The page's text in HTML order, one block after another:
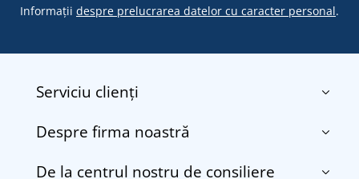
Informații despre prelucrarea datelor cu caracter personal.
Serviciu clienți
Contact
Despre firma noastră
Despre noi
De la centrul nostru de consiliere